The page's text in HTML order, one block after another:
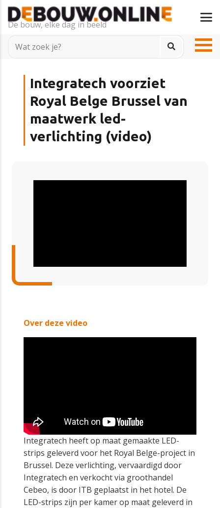
De bouw, elke dag in beeld
Integratech voorziet
Royal Belge Brussel van
maatwerk led-
verlichting (video)
Over deze video
Integratech heeft op maat gemaakte LED-
strips geleverd voor het Royal Belge-project in
Brussel. Deze verlichting, vervaardigd door
Integratech en verkocht via groothandel
Cebeo, is door ITB geplaatst in het hotel. De
LED-strips zijn per kamer op maat geleverd in